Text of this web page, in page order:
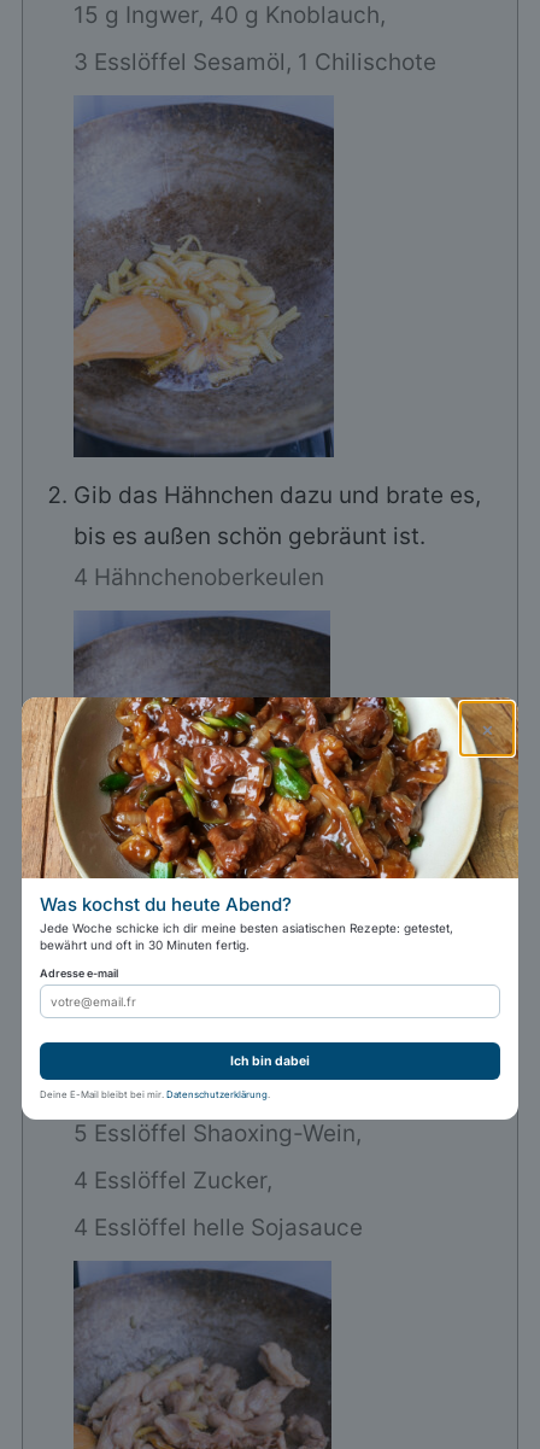
15 g Ingwer, 40 g Knoblauch,
3 Esslöffel Sesamöl, 1 Chilischote
Gib das Hähnchen dazu und brate es,
bis es außen schön gebräunt ist.
4 Hähnchenoberkeulen
Gib die Zutaten für die Sauce dazu.
Lass alles köcheln, bis die Sauce
eindickt und der Zucker karamellisiert.
5 Esslöffel Shaoxing-Wein,
4 Esslöffel Zucker,
4 Esslöffel helle Sojasauce
×
Was kochst du heute Abend?
Jede Woche schicke ich dir meine besten asiatischen Rezepte: getestet,
bewährt und oft in 30 Minuten fertig.
Adresse e-mail
Ich bin dabei
Deine E-Mail bleibt bei mir. Datenschutzerklärung.